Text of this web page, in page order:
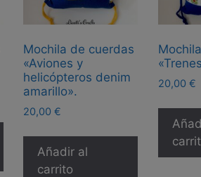
Mochila de cuerdas
«Aviones y
helicópteros denim
amarillo».
20,00€
Añadir al
carrito
20,00 €